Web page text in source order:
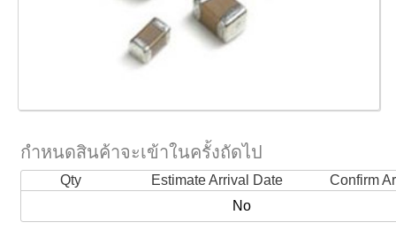
กำหนดสินค้าจะเข้าในครั้งถัดไป
Qty Estimate Arrival Date
Confirm
No